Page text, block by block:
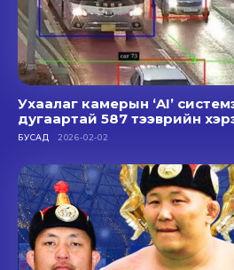
Ухаалаг камерын ‘AI’
дугаартай 587 тээврийн
БУСАД 2026-02-02